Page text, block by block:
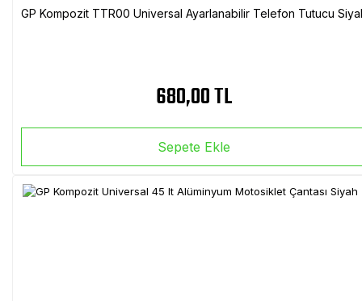
GP Kompozit TTR00 Universal Ayarlanabilir Telefon Tutucu
680,00 TL
Sepete Ekle